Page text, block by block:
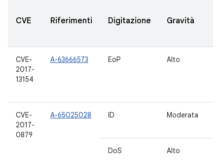
CVE Riferimenti Digitazione Gravità
CVE-
2017-
13154
A-63666573 EoP Alto
CVE-
2017-
0879
A-65025028 ID Moderata
DoS Alto